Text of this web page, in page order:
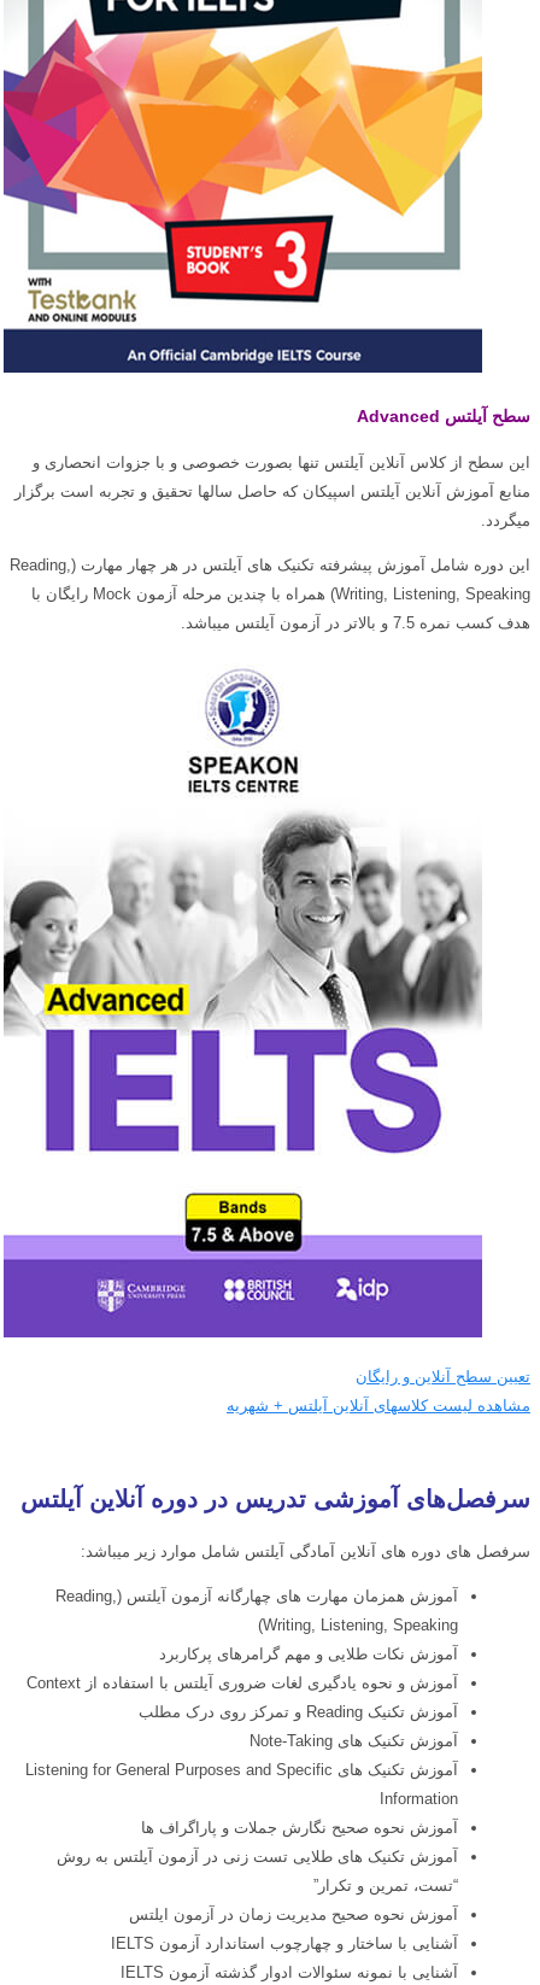
سطح آیلتس Advanced
این سطح از کلاس آنلاین آیلتس تنها بصورت خصوصی و با جزوات انحصاری و
منابع آموزش آنلاین آیلتس اسپیکان که حاصل سالها تحقیق و تجربه است برگزار
میگردد.
این دوره شامل آموزش پیشرفته تکنیک های آیلتس در هر چهار مهارت (Reading,
Writing, Listening, Speaking) همراه با چندین مرحله آزمون Mock رایگان با
هدف کسب نمره 7.5 و بالاتر در آزمون آیلتس میباشد.
تعیین سطح آنلاین و رایگان
مشاهده لیست کلاسهای آنلاین آیلتس + شهریه
سرفصل‌های آموزشی تدریس در دوره آنلاین آیلتس
سرفصل های دوره های آنلاین آمادگی آیلتس شامل موارد زیر میباشد:
آموزش همزمان مهارت های چهارگانه آزمون آیلتس (Reading,
Writing, Listening, Speaking)
آموزش نکات طلایی و مهم گرامرهای پرکاربرد
آموزش و نحوه یادگیری لغات ضروری آیلتس با استفاده از Context
آموزش تکنیک Reading و تمرکز روی درک مطلب
آموزش تکنیک های Note-Taking
آموزش تکنیک های Listening for General Purposes and Specific
Information
آموزش نحوه صحیح نگارش جملات و پاراگراف ها
آموزش تکنیک های طلایی تست زنی در آزمون آیلتس به روش
“تست، تمرین و تکرار”
آموزش نحوه صحیح مدیریت زمان در آزمون ایلتس
آشنایی با ساختار و چهارچوب استاندارد آزمون IELTS
آشنایی با نمونه سئوالات ادوار گذشته آزمون IELTS